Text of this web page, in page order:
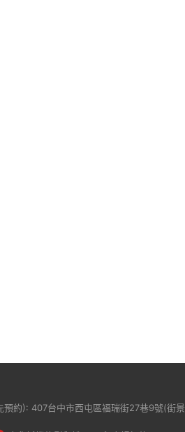
預約): 407台中市西屯區福瑞街27巷9號(街景